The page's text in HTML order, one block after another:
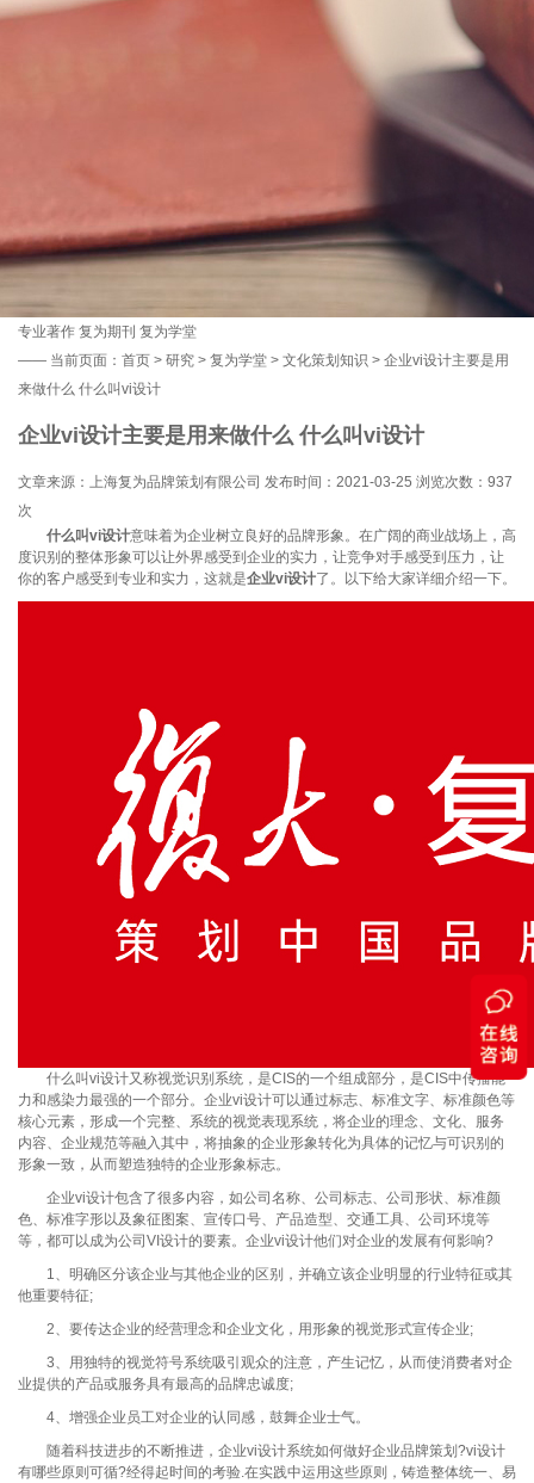
专业著作 复为期刊 复为学堂
—— 当前页面： 首页 > 研究 > 复为学堂 > 文化策划知识 > 企业vi设计主要是用
来做什么 什么叫vi设计
企业vi设计主要是用来做什么 什么叫vi设计
文章来源：上海复为品牌策划有限公司 发布时间：2021-03-25 浏览次数： 937
次
什么叫vi设计意味着为企业树立良好的品牌形象。在广阔的商业战场上，高
度识别的整体形象可以让外界感受到企业的实力，让竞争对手感受到压力，让
你的客户感受到专业和实力，这就是企业vi设计了。以下给大家详细介绍一下。
什么叫vi设计又称视觉识别系统，是CIS的一个组成部分，是CIS中传播能
力和感染力最强的一个部分。企业vi设计可以通过标志、标准文字、标准颜色等
核心元素，形成一个完整、系统的视觉表现系统，将企业的理念、文化、服务
内容、企业规范等融入其中，将抽象的企业形象转化为具体的记忆与可识别的
形象一致，从而塑造独特的企业形象标志。
企业vi设计包含了很多内容，如公司名称、公司标志、公司形状、标准颜
色、标准字形以及象征图案、宣传口号、产品造型、交通工具、公司环境等
等，都可以成为公司VI设计的要素。企业vi设计他们对企业的发展有何影响?
1、明确区分该企业与其他企业的区别，并确立该企业明显的行业特征或其
他重要特征;
2、要传达企业的经营理念和企业文化，用形象的视觉形式宣传企业;
3、用独特的视觉符号系统吸引观众的注意，产生记忆，从而使消费者对企
业提供的产品或服务具有最高的品牌忠诚度;
4、增强企业员工对企业的认同感，鼓舞企业士气。
随着科技进步的不断推进，企业vi设计系统如何做好企业品牌策划?vi设计
有哪些原则可循?经得起时间的考验.在实践中运用这些原则，铸造整体统一、易